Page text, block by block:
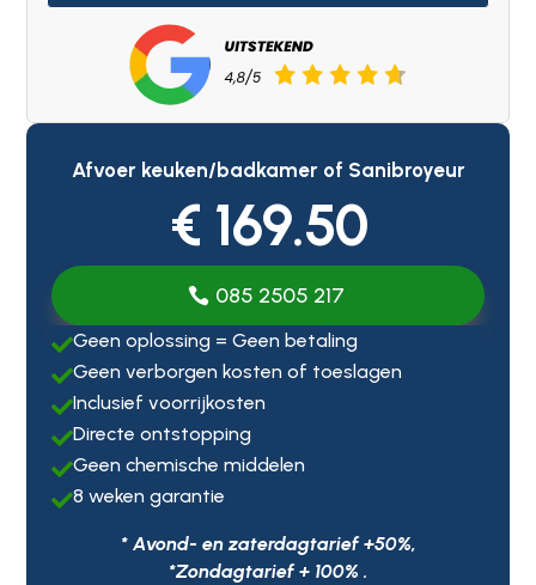
Afvoer keuken/badkamer of Sanibroyeur
€ 169.50
085 2505 217
Geen oplossing = Geen betaling
Geen verborgen kosten of toeslagen
Inclusief voorrijkosten
Directe ontstopping
Geen chemische middelen
8 weken garantie
* Avond- en zaterdagtarief +50%,
*Zondagtarief + 100% .